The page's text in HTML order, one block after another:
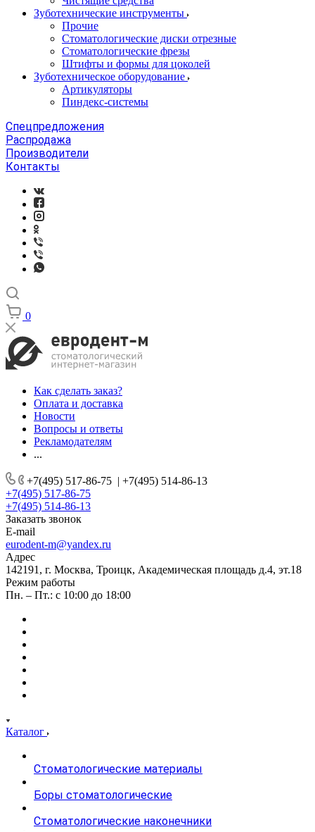
Зуботехнические инструменты
Прочие
Стоматологические диски отрезные
Стоматологические фрезы
Штифты и формы для цоколей
Зуботехническое оборудование
Артикуляторы
Пиндекс-системы
Спецпредложения
Распродажа
Производители
Контакты
0
Как сделать заказ?
Оплата и доставка
Новости
Вопросы и ответы
Рекламодателям
...
+7(495) 517-86-75 | +7(495) 514-86-13
+7(495) 517-86-75
+7(495) 514-86-13
Заказать звонок
E-mail
eurodent-m@yandex.ru
Адрес
142191, г. Москва, Троицк, Академическая площадь д.4, эт.18
Режим работы
Пн. – Пт.: с 10:00 до 18:00
Каталог
Стоматологические материалы
Боры стоматологические
Стоматологические наконечники